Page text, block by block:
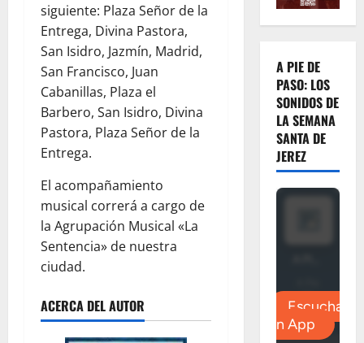
siguiente: Plaza Señor de la
Entrega, Divina Pastora,
San Isidro, Jazmín, Madrid,
San Francisco, Juan
Cabanillas, Plaza el
Barbero, San Isidro, Divina
Pastora, Plaza Señor de la
Entrega.
El acompañamiento
musical correrá a cargo de
la Agrupación Musical «La
Sentencia» de nuestra
ciudad.
ACERCA DEL AUTOR
A PIE DE
PASO: LOS
SONIDOS DE
LA SEMANA
SANTA DE
JEREZ